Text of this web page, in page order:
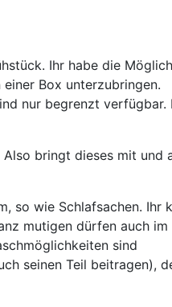
Ihr habe die
Box unterzubringen.
nur begrenzt verfügbar.
bringt dieses mit und
so wie Schlafsachen. Ihr
mutigen dürfen auch im
sind
seinen Teil beitragen),